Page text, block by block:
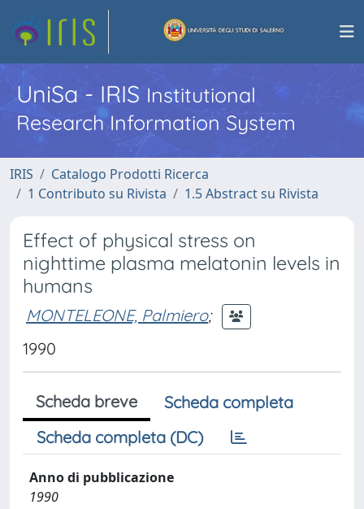
UniSa - IRISInstitutional
Research Information System
IRIS
Catalogo Prodotti Ricerca
1 Contributo su Rivista
1.5 Abstract su Rivista
Effect of physical stress on
nighttime plasma melatonin levels in
humans
MONTELEONE, Palmiero;
1990
Scheda breve
Scheda completa
Scheda completa (DC)
Anno di pubblicazione
1990